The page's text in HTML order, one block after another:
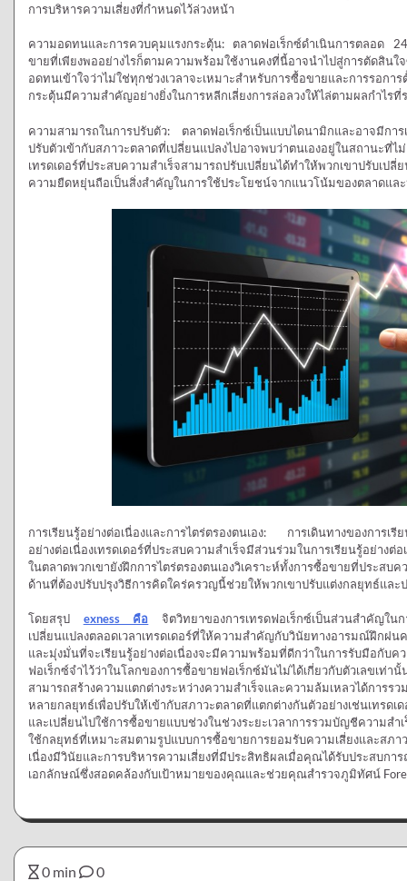
การบริหารความเสี่ยงที่กำหนดไว้ล่วงหน้า
ความอดทนและการควบคุมแรงกระตุ้น: ตลาดฟอเร็กซ์ดำเนินการตลอด
ขายที่เพียงพออย่างไรก็ตามความพร้อมใช้งานคงที่นี้อาจนำไปสู่การตัดสิน
อดทนเข้าใจว่าไม่ใช่ทุกช่วงเวลาจะเหมาะสำหรับการซื้อขายและการรอก
กระตุ้นมีความสำคัญอย่างยิ่งในการหลีกเลี่ยงการล่อลวงให้ไล่ตามผลกำไร
ความสามารถในการปรับตัว: ตลาดฟอเร็กซ์เป็นแบบไดนามิกและอาจมีการ
ปรับตัวเข้ากับสภาวะตลาดที่เปลี่ยนแปลงไปอาจพบว่าตนเองอยู่ในสถานะที่
เทรดเดอร์ที่ประสบความสำเร็จสามารถปรับเปลี่ยนได้ทำให้พวกเขาปรับเ
ความยืดหยุ่นถือเป็นสิ่งสำคัญในการใช้ประโยชน์จากแนวโน้มของตลาดและ
การเรียนรู้อย่างต่อเนื่องและการไตร่ตรองตนเอง: การเดินทางของการเรี
อย่างต่อเนื่องเทรดเดอร์ที่ประสบความสำเร็จมีส่วนร่วมในการเรียนรู้อย่าง
ในตลาดพวกเขายังฝึกการไตร่ตรองตนเองวิเคราะห์ทั้งการซื้อขายที่ประสบค
ด้านที่ต้องปรับปรุงวิธีการคิดใคร่ครวญนี้ช่วยให้พวกเขาปรับแต่งกลยุทธ์และ
โดยสรุป exness คือ จิตวิทยาของการเทรดฟอเร็กซ์เป็นส่วนสำคัญใน
เปลี่ยนแปลงตลอดเวลาเทรดเดอร์ที่ให้ความสำคัญกับวินัยทางอารมณ์ฝึกฝ
และมุ่งมั่นที่จะเรียนรู้อย่างต่อเนื่องจะมีความพร้อมที่ดีกว่าในการรับมือกับ
ฟอเร็กซ์จำไว้ว่าในโลกของการซื้อขายฟอเร็กซ์มันไม่ได้เกี่ยวกับตัวเลขเท่
สามารถสร้างความแตกต่างระหว่างความสำเร็จและความล้มเหลวได้การ
หลายกลยุทธ์เพื่อปรับให้เข้ากับสภาวะตลาดที่แตกต่างกันตัวอย่างเช่นเทรด
และเปลี่ยนไปใช้การซื้อขายแบบช่วงในช่วงระยะเวลาการรวมบัญชีความสำ
ใช้กลยุทธ์ที่เหมาะสมตามรูปแบบการซื้อขายการยอมรับความเสี่ยงและสภา
เนื่องมีวินัยและการบริหารความเสี่ยงที่มีประสิทธิผลเมื่อคุณได้รับประสบ
เอกลักษณ์ซึ่งสอดคล้องกับเป้าหมายของคุณและช่วยคุณสำรวจภูมิทัศน์
0 min 0